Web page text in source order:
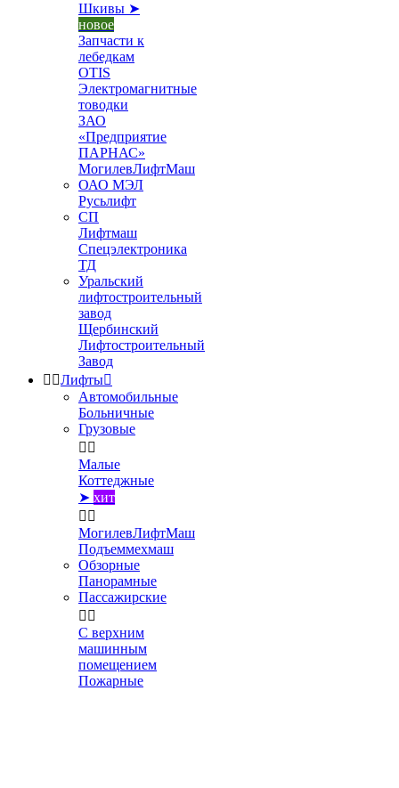
Шкивы ➤
новое
Запчасти к
лебедкам
OTIS
Электромагнитные
товодки
ЗАО
«Предприятие
ПАРНАС»
МогилевЛифтМаш
ОАО МЭЛ
Русьлифт
СП
Лифтмаш
Спецэлектроника
ТД
Уральский
лифтостроительный
завод
Щербинский
Лифтостроительный
Завод
 Лифты
Автомобильные
Больничные
Грузовые
 
Малые
Коттеджные
➤ хит
 
МогилевЛифтМаш
Подъеммехмаш
Обзорные
Панорамные
Пассажирские
 
С верхним
машинным
помещением
Пожарные